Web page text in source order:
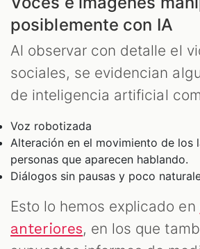
posiblemente con IA
Al observar con detalle el
sociales, se evidencian
de inteligencia artificial
Voz robotizada
Alteración en el movimiento de los
personas que aparecen hablando.
Diálogos sin pausas y poco
Esto lo hemos explicado en
anteriores, en los que